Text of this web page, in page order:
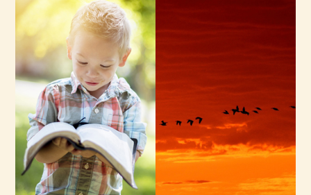
Lap­sil­le
Raamattumaraton,
Lasten
Raamattusovellus,
Raamattu- ja
rukouskuutiot, Isän
Idea…
RaamattuStartin
Iloa ja eloa, Isän Idea,
Hetkinen
raamatturyhmille…